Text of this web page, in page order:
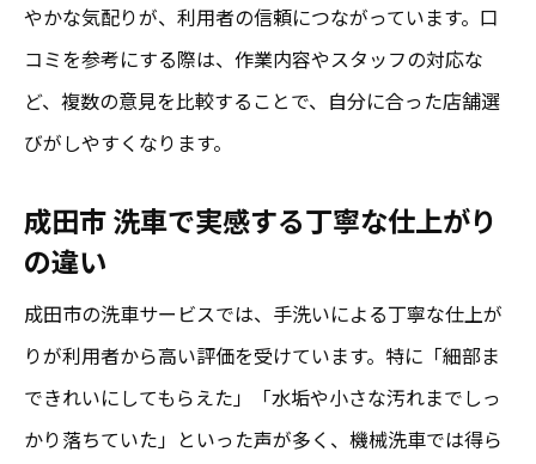
やかな気配りが、利用者の信頼につながっています。口
コミを参考にする際は、作業内容やスタッフの対応な
ど、複数の意見を比較することで、自分に合った店舗選
びがしやすくなります。
成田市 洗車で実感する丁寧な仕上がり
の違い
成田市の洗車サービスでは、手洗いによる丁寧な仕上が
りが利用者から高い評価を受けています。特に「細部ま
できれいにしてもらえた」「水垢や小さな汚れまでしっ
かり落ちていた」といった声が多く、機械洗車では得ら